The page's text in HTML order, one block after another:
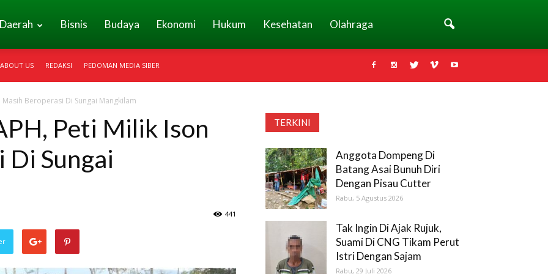
Daerah Bisnis Budaya Ekonomi Hukum Kesehatan Olahraga
ABOUT US REDAKSI PEDOMAN MEDIA SIBER
Beroperasi Di Sungai Mangkilam
Peti Milik Ison
Sungai
441
TERKINI
Anggota Dompeng Di
Batang Asai Bunuh Diri
Dengan Pisau Cutter
Rabu, 5 Agustus 2026
Tak Ingin Di Ajak Rujuk,
Suami Di CNG Tikam Perut
Istri Dengan Sajam
Rabu, 29 Juli 2026